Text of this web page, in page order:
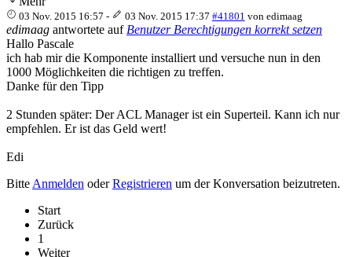
03 Nov. 2015 16:57 - 03 Nov. 2015 17:37 #41801 von edimaag
edimaag antwortete auf Benutzer Berechtigungen korrekt setzen
Hallo Pascale
ich hab mir die Komponente installiert und versuche nun in den
1000 Möglichkeiten die richtigen zu treffen.
Danke für den Tipp
2 Stunden später: Der ACL Manager ist ein Superteil. Kann ich nur
empfehlen. Er ist das Geld wert!
Edi
Bitte Anmelden oderRegistrieren um der Konversation beizutreten.
Start
Zurück
1
Weiter